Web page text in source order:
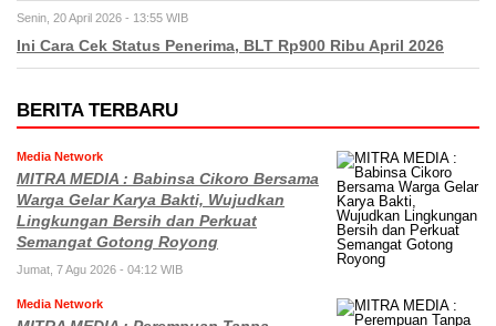
Senin, 20 April 2026 - 13:55 WIB
Ini Cara Cek Status Penerima, BLT Rp900 Ribu April 2026
BERITA TERBARU
Media Network
MITRA MEDIA : Babinsa Cikoro Bersama
Warga Gelar Karya Bakti, Wujudkan
Lingkungan Bersih dan Perkuat
Semangat Gotong Royong
Jumat, 7 Agu 2026 - 04:12 WIB
Media Network